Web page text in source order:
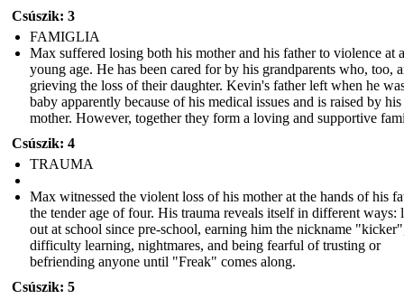
Csúszik: 3
FAMIGLIA
Max suffered losing both his mother and his father to violence at a
young age. He has been cared for by his grandparents who, too,
grieving the loss of their daughter. Kevin's father left when he
baby apparently because of his medical issues and is raised by
mother. However, together they form a loving and supportive
Csúszik: 4
TRAUMA
Max witnessed the violent loss of his mother at the hands of his
the tender age of four. His trauma reveals itself in different ways:
out at school since pre-school, earning him the nickname
difficulty learning, nightmares, and being fearful of trusting or
befriending anyone until "Freak" comes along.
Csúszik: 5